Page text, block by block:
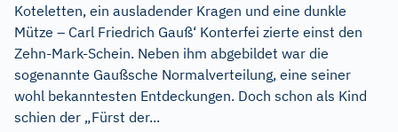
Koteletten, ein ausladender Kragen und eine dunkle
Mütze – Carl Friedrich Gauß‘ Konterfei zierte einst den
Zehn-Mark-Schein. Neben ihm abgebildet war die
sogenannte Gaußsche Normalverteilung, eine seiner
wohl bekanntesten Entdeckungen. Doch schon als Kind
schien der „Fürst der...